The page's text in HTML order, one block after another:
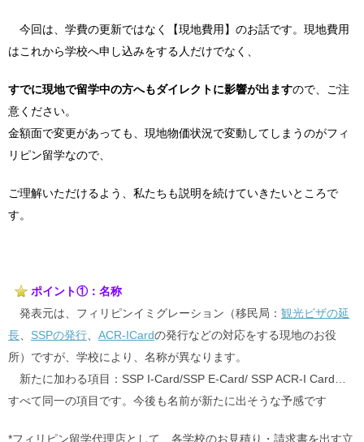
今回は、学費の更新ではなく【現地費用】のお話です。現地費用
はこれから学校へ申し込みをする人だけでなく、
すでに現地で留学中の方へもダイレクトに影響が出ますので、ご注
意ください。
金額面で変更があっても、現地物価状況で変動してしまうのがフィ
リピン留学なので、
ご理解いただけるよう、私たちも説明を続けていきたいところで
す。
ポイント①：名称
発表元は、フィリピンイミグレーション（移民局： 観光ビザの延
長
SSPの発行 ACR-ICardの発行などの対応をする現地のお役
所）ですが、 学校により、名称が異なります。
新たに加わる項目：SSP I-Card/SSP E-Card/ SSP ACR-I Card…
すべて同一の項目です。今後も名前が新たに出そうな予感です
*フィリピン留学代理店として、各学校のお見積り・請求書を出す立